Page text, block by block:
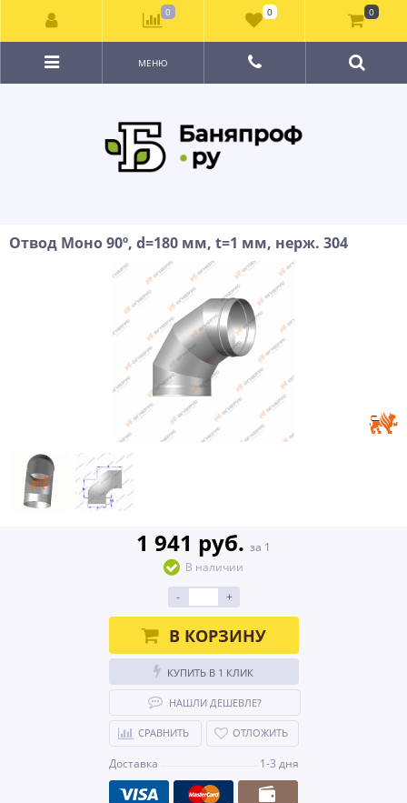
МЕНЮ
Отвод Моно 90º, d=180 мм, t=1 мм, нерж. 304
1 941 руб. за 1
В наличии
-
+
В КОРЗИНУ
КУПИТЬ В 1 КЛИК
НАШЛИ ДЕШЕВЛЕ?
СРАВНИТЬ ОТЛОЖИТЬ
Доставка 1-3 дня
0 0 0